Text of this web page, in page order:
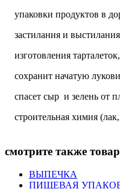
упаковки продуктов в
застилания и
изготовления тарталеток,
сохранит начатую
спасет сыр и зелень от
строительная химия
смотрите также
ВЫПЕЧКА
ПИЩЕВАЯ